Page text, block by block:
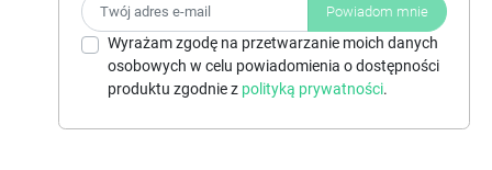
Powiadom mnie
Wyrażam zgodę na przetwarzanie moich danych
osobowych w celu powiadomienia o dostępności
produktu zgodnie z polityką prywatności.